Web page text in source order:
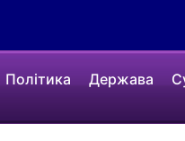
Політика Держава